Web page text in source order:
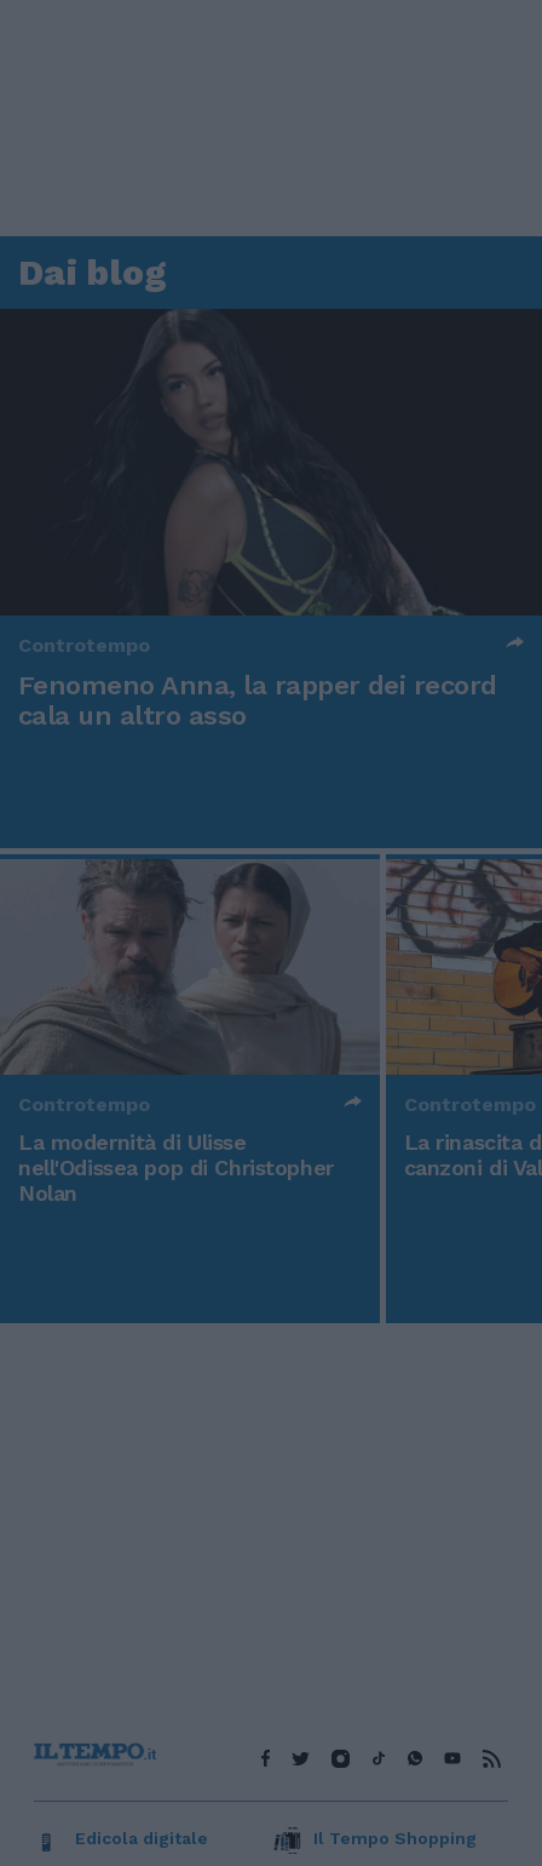
Dai blog
Controtempo
Fenomeno Anna, la rapper dei record
cala un altro asso
Controtempo
La modernità di Ulisse
nell'Odissea pop di Christopher
Nolan
Controtempo
La rinascita
canzoni di
Edicola digitale Il Tempo Shopping